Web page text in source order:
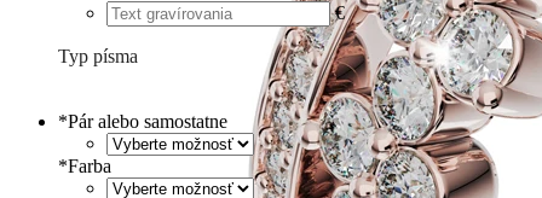
€
Typ písma
Písané €
*Pár alebo samostatne
*Farba